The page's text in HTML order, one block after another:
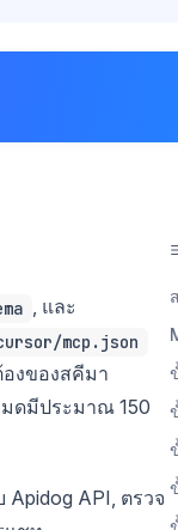
, และ
mcp.json
งของสคีมา
ดมีประมาณ 150
Apidog API, ตรวจ